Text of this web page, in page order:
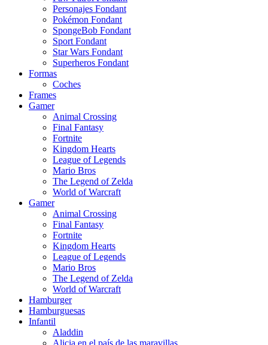
Personajes Fondant
Pokémon Fondant
SpongeBob Fondant
Sport Fondant
Star Wars Fondant
Superheros Fondant
Formas
Coches
Frames
Gamer
Animal Crossing
Final Fantasy
Fortnite
Kingdom Hearts
League of Legends
Mario Bros
The Legend of Zelda
World of Warcraft
Gamer
Animal Crossing
Final Fantasy
Fortnite
Kingdom Hearts
League of Legends
Mario Bros
The Legend of Zelda
World of Warcraft
Hamburger
Hamburguesas
Infantil
Aladdin
Alicia en el país de las maravillas